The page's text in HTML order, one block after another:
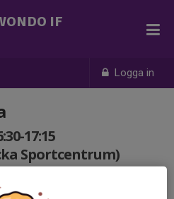
Logga in
IF
17:15
Sportcentrum)